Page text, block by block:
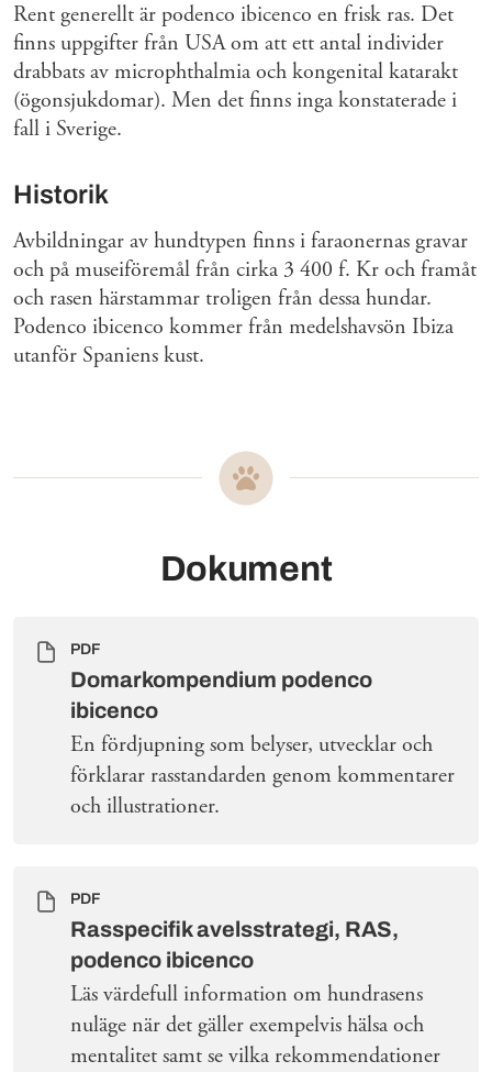
Rent generellt är podenco ibicenco en frisk ras. Det
finns uppgifter från USA om att ett antal individer
drabbats av microphthalmia och kongenital katarakt
(ögonsjukdomar). Men det finns inga konstaterade i
fall i Sverige.
Historik
Avbildningar av hundtypen finns i faraonernas gravar
och på museiföremål från cirka 3 400 f. Kr och framåt
och rasen härstammar troligen från dessa hundar.
Podenco ibicenco kommer från medelshavsön Ibiza
utanför Spaniens kust.
Dokument
PDF
Domarkompendium podenco
ibicenco
En fördjupning som belyser, utvecklar och
förklarar rasstandarden genom kommentarer
och illustrationer.
PDF
Rasspecifik avelsstrategi, RAS,
podenco ibicenco
Läs värdefull information om hundrasens
nuläge när det gäller exempelvis hälsa och
mentalitet samt se vilka rekommendationer